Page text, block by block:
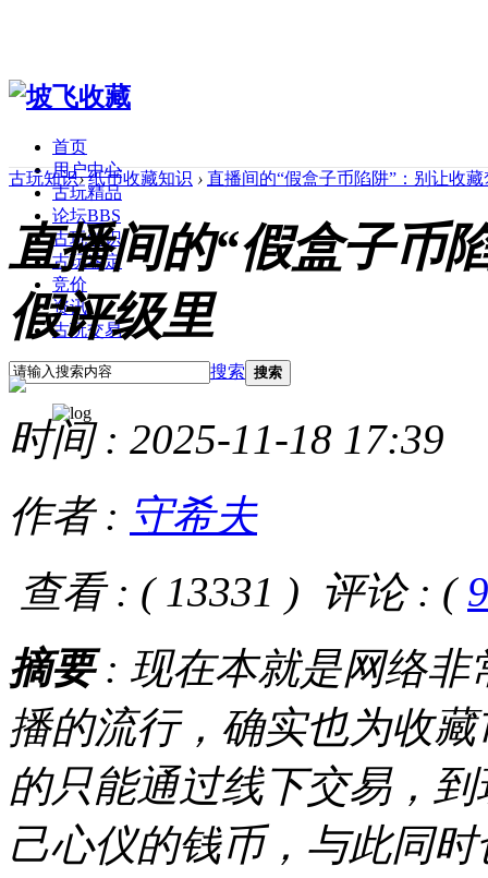
首页
用户中心
古玩精品
论坛BBS
古玩知识
古玩鉴定
竞价
资讯
古玩交易
搜索 搜索
古玩知识› 纸币收藏知识 › 直播间的“假盒子币陷阱”：别让收
直播间的“假盒子币
假评级里
时间 : 2025-11-18 17:39
作者 : 守希夫
查看 : ( 13331 ) 评论 : (
摘要: 现在本就是网络非
播的流行，确实也为收
的只能通过线下交易，
己心仪的钱币，与此同